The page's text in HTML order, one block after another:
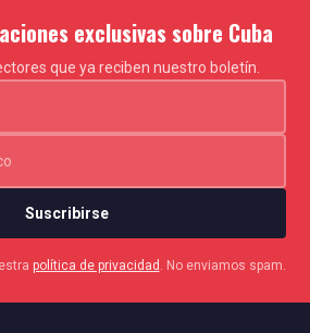
exclusivas sobre Cuba
que ya reciben nuestro boletín.
Suscribirse
política de privacidad . No enviamos spam.